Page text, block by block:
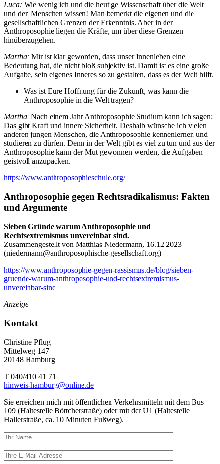
Luca: Wie wenig ich und die heutige Wissenschaft über die Welt
und den Menschen wissen! Man bemerkt die eigenen und die
gesellschaftlichen Grenzen der Erkenntnis. Aber in der
Anthroposophie liegen die Kräfte, um über diese Grenzen
hinüberzugehen.
Martha: Mir ist klar geworden, dass unser Innenleben eine
Bedeutung hat, die nicht bloß subjektiv ist. Damit ist es eine große
Aufgabe, sein eigenes Inneres so zu gestalten, dass es der Welt hilft.
Was ist Eure Hoffnung für die Zukunft, was kann die
Anthroposophie in die Welt tragen?
Martha: Nach einem Jahr Anthroposophie Studium kann ich sagen:
Das gibt Kraft und innere Sicherheit. Deshalb wünsche ich vielen
anderen jungen Menschen, die Anthroposophie kennenlernen und
studieren zu dürfen. Denn in der Welt gibt es viel zu tun und aus der
Anthroposophie kann der Mut gewonnen werden, die Aufgaben
geistvoll anzupacken.
https://www.anthroposophieschule.org/
Anthroposophie gegen Rechtsradikalismus: Fakten
und Argumente
Sieben Gründe warum Anthroposophie und
Rechtsextremismus unvereinbar sind.
Zusammengestellt von Matthias Niedermann, 16.12.2023
(niedermann@anthroposophische-gesellschaft.org)
https://www.anthroposophie-gegen-rassismus.de/blog/sieben-
gruende-warum-anthroposophie-und-rechtsextremismus-
unvereinbar-sind
Anzeige
Kontakt
Christine Pflug
Mittelweg 147
20148 Hamburg
T 040/410 41 71
hinweis-hamburg@online.de
Sie erreichen mich mit öffentlichen Verkehrsmitteln mit dem Bus
109 (Haltestelle Böttcherstraße) oder mit der U1 (Haltestelle
Hallerstraße, ca. 10 Minuten Fußweg).